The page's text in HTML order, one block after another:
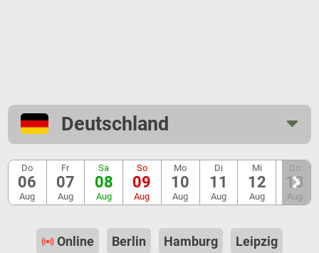
Deutschland
Do
06
Aug
Fr
07
Aug
Sa
08
Aug
So
09
Aug
Mo
10
Aug
Di
11
Aug
Mi
12
Aug
Do
13
Aug
Online Berlin Hamburg Leipzig